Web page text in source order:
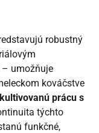
robustný
umožňuje
kováčstve
kultivovanú prácu s
týchto
funkčné,